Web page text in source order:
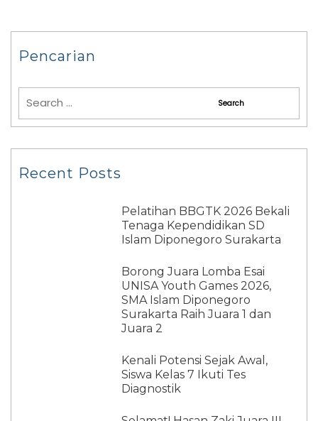
Pencarian
Recent Posts
Pelatihan BBGTK 2026 Bekali
Tenaga Kependidikan SD
Islam Diponegoro Surakarta
Borong Juara Lomba Esai
UNISA Youth Games 2026,
SMA Islam Diponegoro
Surakarta Raih Juara 1 dan
Juara 2
Kenali Potensi Sejak Awal,
Siswa Kelas 7 Ikuti Tes
Diagnostik